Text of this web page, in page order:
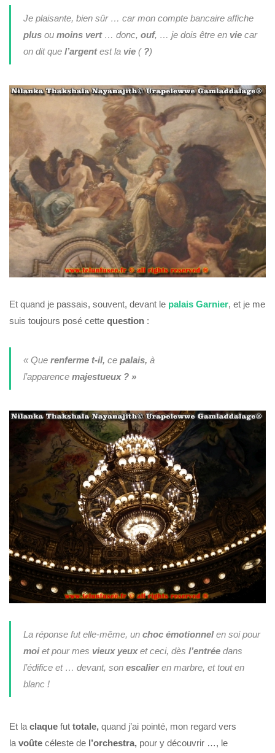
Je plaisante, bien sûr … car mon compte bancaire affiche
plusou moins vert… donc, ouf, … je dois être en viecar
on dit que l’argentest la vie( ?)
Et quand je passais, souvent, devant le palais Garnier, et je me
suis toujours posé cette question :
« Que renferme t-il, ce palais, à
l’apparence majestueux ? »
La réponse fut elle-même, un choc émotionnelen soi pour
moiet pour mes vieux yeuxet ceci, dès l’entréedans
l’édifice et … devant, son escalieren marbre, et tout en
blanc !
Et la claque fut totale, quand j’ai pointé, mon regard vers
la voûte céleste de l’orchestra, pour y découvrir …, le